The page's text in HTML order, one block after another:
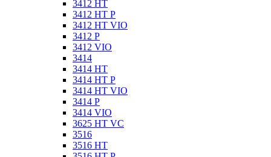
3412 HT
3412 HT P
3412 HT VIO
3412 P
3412 VIO
3414
3414 HT
3414 HT P
3414 HT VIO
3414 P
3414 VIO
3625 HT VC
3516
3516 HT